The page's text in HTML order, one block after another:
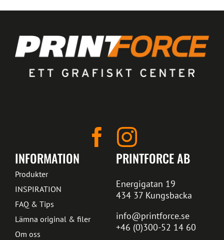
PRINTFORCE AB
Energigatan 19
434 37 Kungsbacka
info@printforce.se
+46 (0)300-52 14 60
INFORMATION
Produkter
INSPIRATION
FAQ & Tips
Lämna original & filer
Om oss